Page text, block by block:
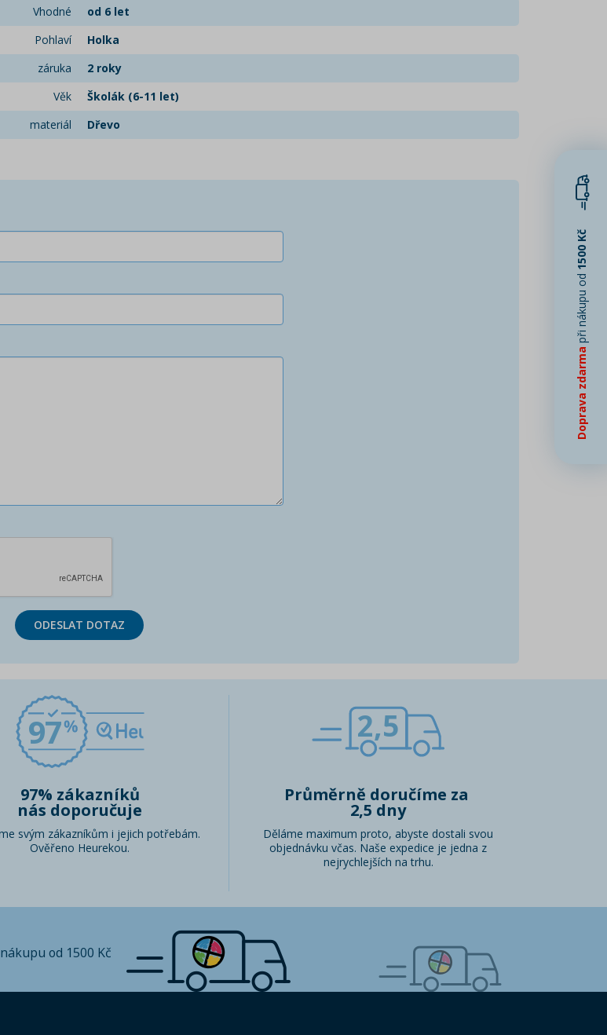
Vhodné
od 6 let
Pohlaví
Holka
záruka
2 roky
Věk
Školák (6-11 let)
materiál
Dřevo
ODESLAT DOTAZ
97
97% zákazníků
nás doporučuje
svým zákazníkům i jejich potřebám.
Ověřeno Heurekou.
2,5
Průměrně doručíme za
2,5 dny
Děláme maximum proto, abyste dostali svou
objednávku včas. Naše expedice je jedna z
nejrychlejších na trhu.
od 1500 Kč
Doprava zdarma
při nákupu od
1500 Kč